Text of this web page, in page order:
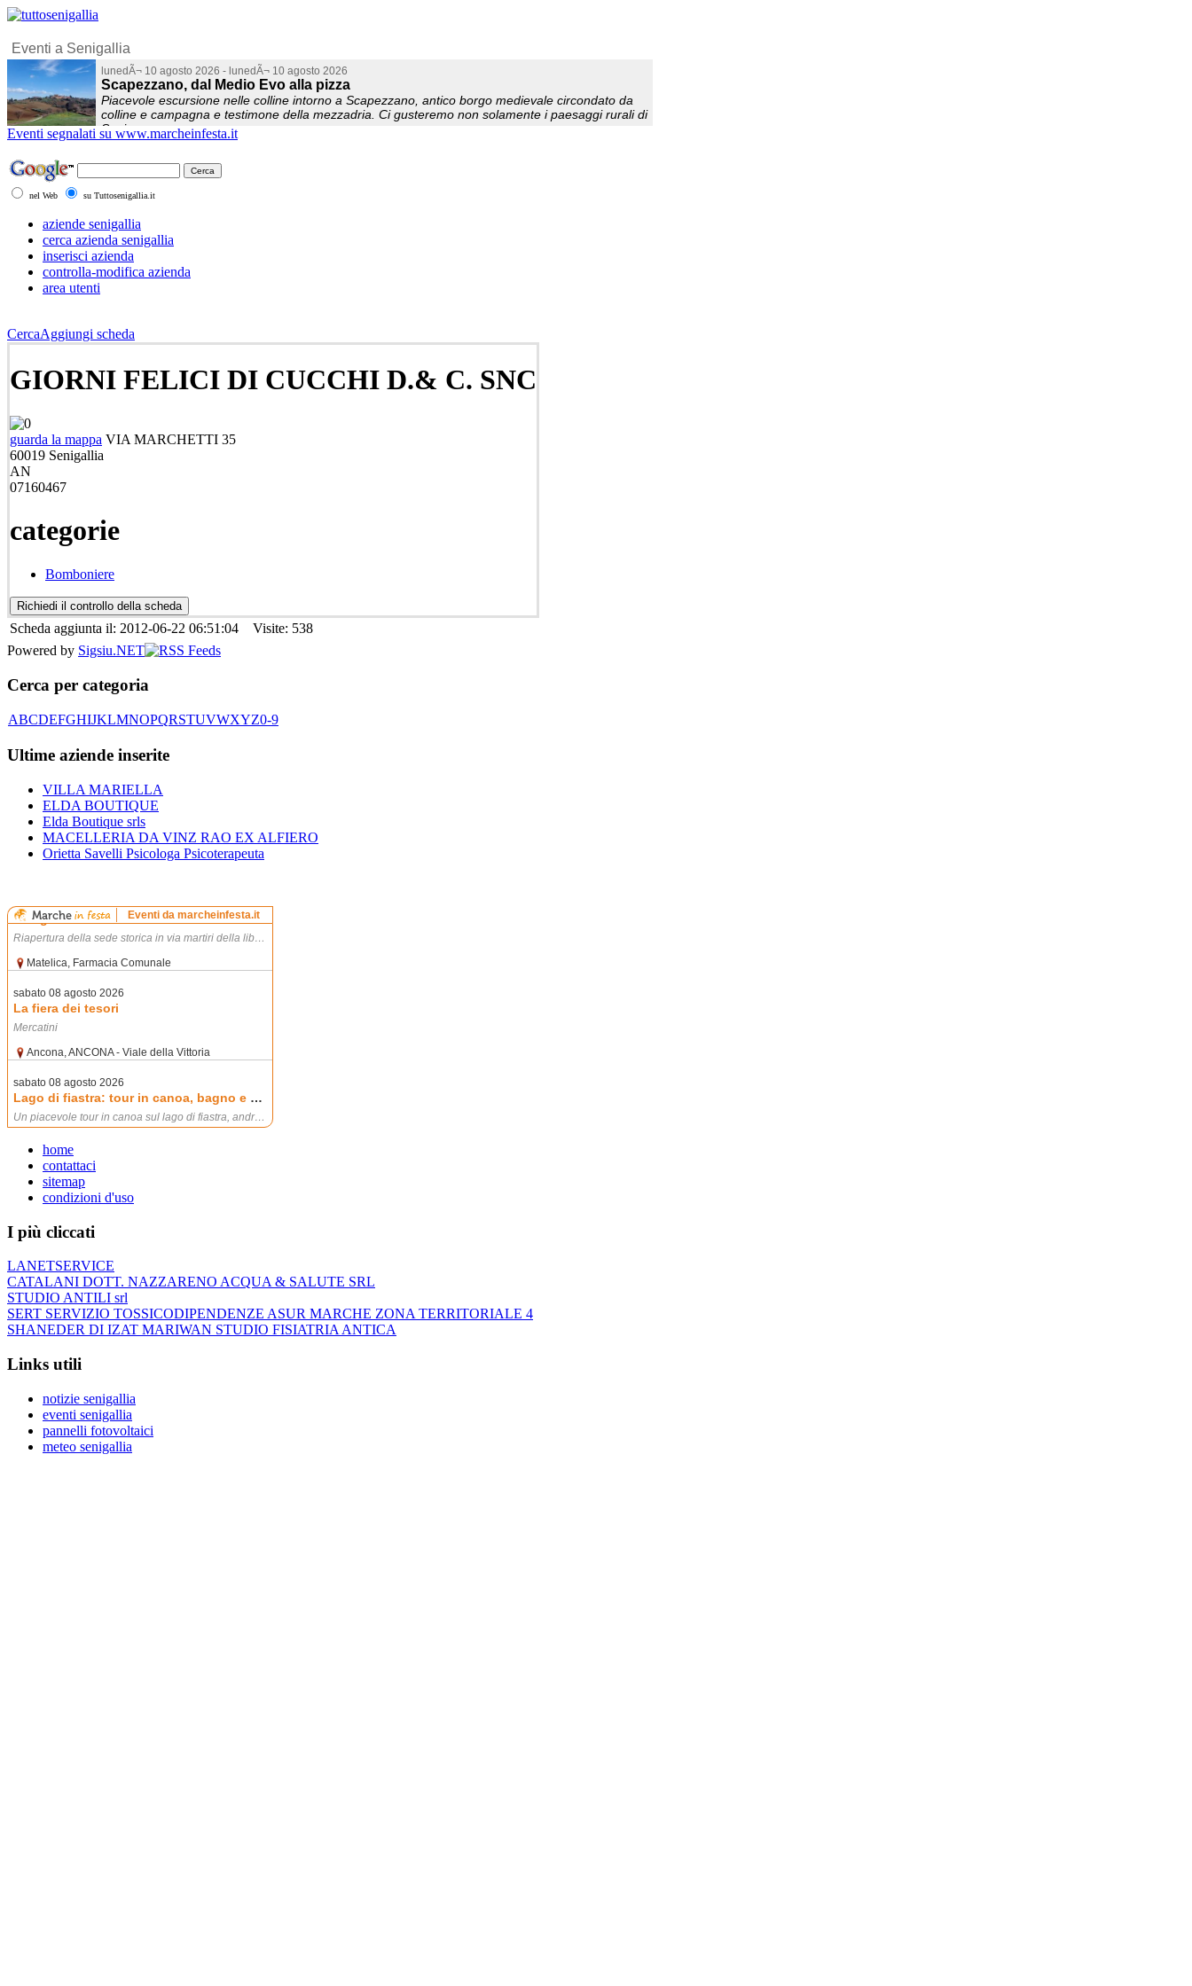
Eventi segnalati su www.marcheinfesta.it
nel Web su Tuttosenigallia.it
aziende senigallia
cerca azienda senigallia
inserisci azienda
controlla-modifica azienda
area utenti
CercaAggiungi scheda
GIORNI FELICI DI CUCCHI D.& C. SNC
guarda la mappa VIA MARCHETTI 35
60019 Senigallia
AN
07160467
categorie
Bomboniere
Scheda aggiunta il: 2012-06-22 06:51:04 Visite: 538
Powered by Sigsiu.NET
Cerca per categoria
ABCDEFGHIJKLMNOPQRSTUVWXYZ0-9
Ultime aziende inserite
VILLA MARIELLA
ELDA BOUTIQUE
Elda Boutique srls
MACELLERIA DA VINZ RAO EX ALFIERO
Orietta Savelli Psicologa Psicoterapeuta
home
contattaci
sitemap
condizioni d'uso
I più cliccati
LANETSERVICE
CATALANI DOTT. NAZZARENO ACQUA & SALUTE SRL
STUDIO ANTILI srl
SERT SERVIZIO TOSSICODIPENDENZE ASUR MARCHE ZONA TERRITORIALE 4
SHANEDER DI IZAT MARIWAN STUDIO FISIATRIA ANTICA
Links utili
notizie senigallia
eventi senigallia
pannelli fotovoltaici
meteo senigallia